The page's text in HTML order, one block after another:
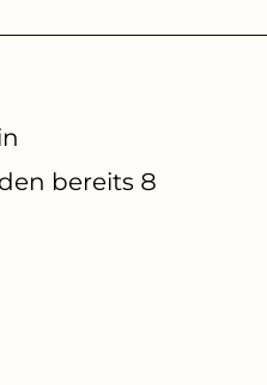
bereits 8